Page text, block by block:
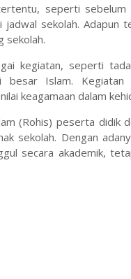
seperti sebelum
sekolah. Adapun
sekolah.
kegiatan, seperti
Islam. Kegiatan
keagamaan dalam
(Rohis) peserta didik
sekolah. Dengan
secara akademik,